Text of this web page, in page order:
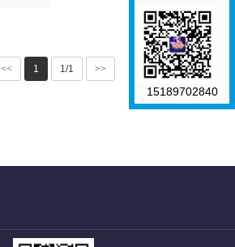
<< 1 1/1 >>
15189702840